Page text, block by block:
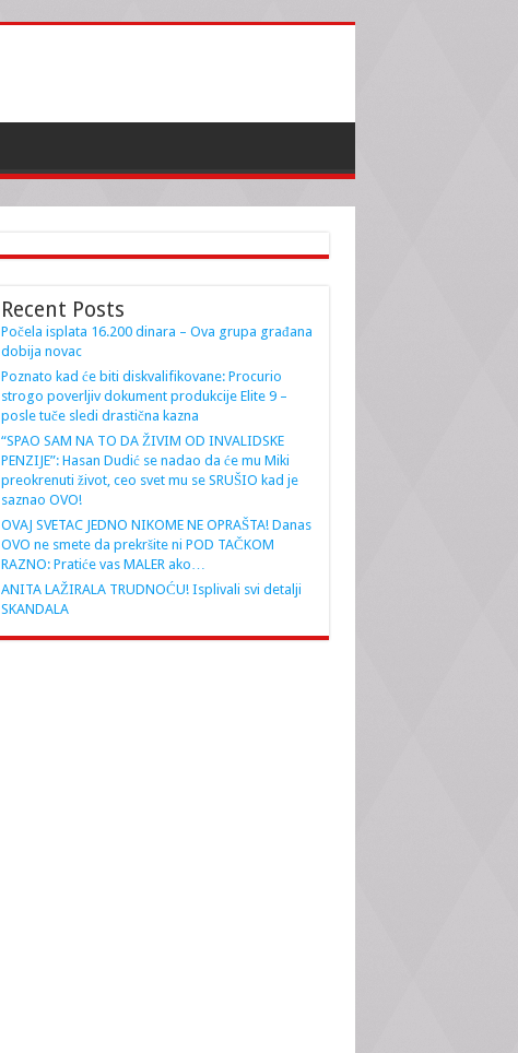
Recent Posts
Počela isplata 16.200 dinara – Ova grupa građana
dobija novac
Poznato kad će biti diskvalifikovane: Procurio
strogo poverljiv dokument produkcije Elite 9 –
posle tuče sledi drastična kazna
“SPAO SAM NA TO DA ŽIVIM OD INVALIDSKE
PENZIJE”: Hasan Dudić se nadao da će mu Miki
preokrenuti život, ceo svet mu se SRUŠIO kad je
saznao OVO!
OVAJ SVETAC JEDNO NIKOME NE OPRAŠTA! Danas
OVO ne smete da prekršite ni POD TAČKOM
RAZNO: Pratiće vas MALER ako…
ANITA LAŽIRALA TRUDNOĆU! Isplivali svi detalji
SKANDALA